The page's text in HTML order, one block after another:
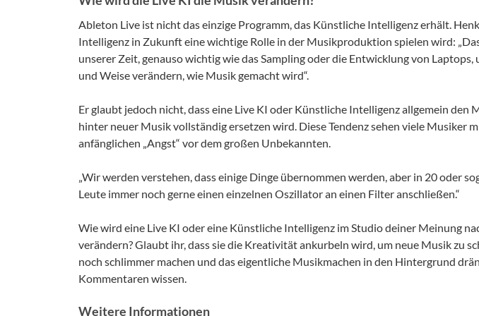
Ableton Live ist nicht das einzige Programm, das Künstliche Intelligenz erhält.
Intelligenz in Zukunft eine wichtige Rolle in der Musikproduktion spielen wird:
unserer Zeit, genauso wichtig wie das Sampling oder die Entwicklung von
und Weise verändern, wie Musik gemacht wird“.
Er glaubt jedoch nicht, dass eine Live KI oder Künstliche Intelligenz allgemein den
hinter neuer Musik vollständig ersetzen wird. Diese Tendenz sehen viele Musiker
anfänglichen „Angst“ vor dem großen Unbekannten.
„Wir werden verstehen, dass einige Dinge übernommen werden, aber in 20 oder
Leute immer noch gerne einen einzelnen Oszillator an einen Filter anschließen.“
Wie wird eine Live KI oder eine Künstliche Intelligenz im Studio deiner Meinung
verändern? Glaubt ihr, dass sie die Kreativität ankurbeln wird, um neue Musik zu
noch schlimmer machen und das eigentliche Musikmachen in den Hintergrund
Kommentaren wissen.
Weitere Informationen